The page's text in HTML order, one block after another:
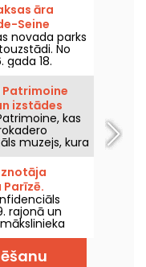
āra
Seine
novada parks
No
gada 18.
"Divi
izstādes
kas
muzejs, kura
un milzīgas
aplūkot
jebkad
pasaulē.
rajonā un
apbrīnot